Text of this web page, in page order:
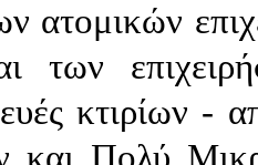
ατομικών
των
κτιρίων -